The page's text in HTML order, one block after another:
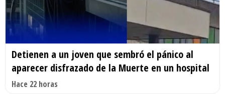
Detienen a un joven que sembró el pánico al
aparecer disfrazado de la Muerte en un hospital
Hace 22 horas